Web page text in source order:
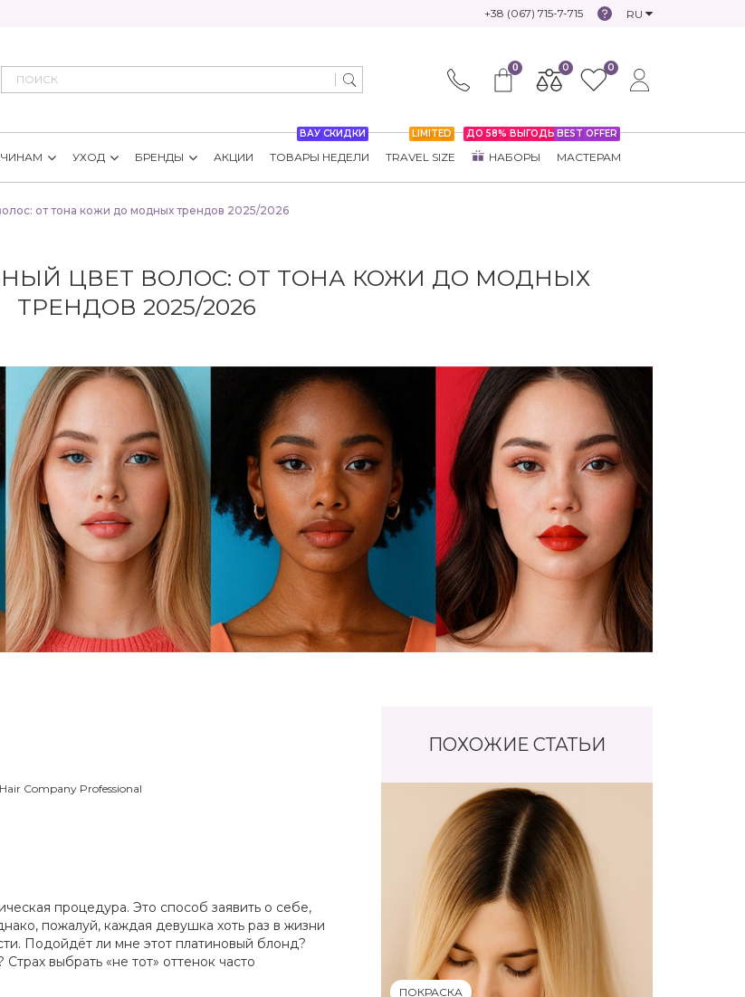
+38 (067) 715-7-715 RU
0 0 0
УХОД БРЕНДЫ АКЦИИ
ВАУ СКИДКИ
ТОВАРЫ НЕДЕЛИ
LIMITED
TRAVEL SIZE
ДО 58% ВЫГОДЫ
НАБОРЫ
BEST OFFER
МАСТЕРАМ
от тона кожи до модных трендов 2025/2026
ЦВЕТ ВОЛОС: ОТ ТОНА КОЖИ ДО МОДНЫХ
ТРЕНДОВ 2025/2026
ПОХОЖИЕ СТАТЬИ
ПОКРАСКА
Company Professional
процедура. Это способ заявить о себе,
пожалуй, каждая девушка хоть раз в жизни
Подойдёт ли мне этот платиновый блонд?
выбрать «не тот» оттенок часто